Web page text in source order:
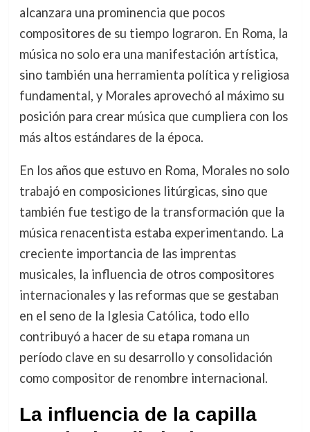
alcanzara una prominencia que pocos
compositores de su tiempo lograron. En Roma, la
música no solo era una manifestación artística,
sino también una herramienta política y religiosa
fundamental, y Morales aprovechó al máximo su
posición para crear música que cumpliera con los
más altos estándares de la época.
En los años que estuvo en Roma, Morales no solo
trabajó en composiciones litúrgicas, sino que
también fue testigo de la transformación que la
música renacentista estaba experimentando. La
creciente importancia de las imprentas
musicales, la influencia de otros compositores
internacionales y las reformas que se gestaban
en el seno de la Iglesia Católica, todo ello
contribuyó a hacer de su etapa romana un
período clave en su desarrollo y consolidación
como compositor de renombre internacional.
La influencia de la capilla